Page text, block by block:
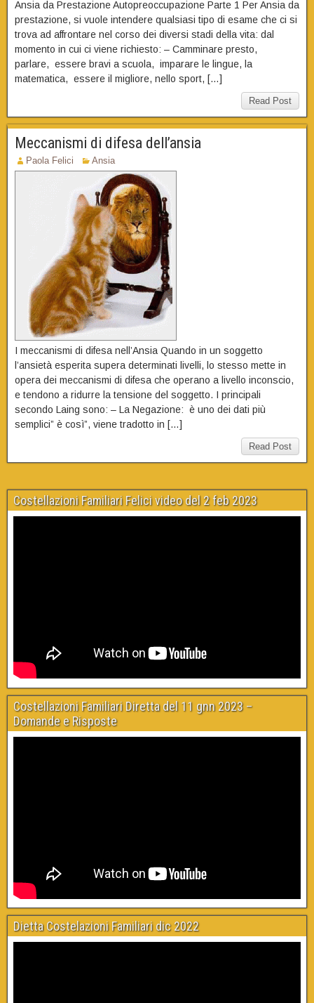
Ansia da Prestazione Autopreoccupazione Parte 1 Per Ansia da
prestazione, si vuole intendere qualsiasi tipo di esame che ci si
trova ad affrontare nel corso dei diversi stadi della vita: dal
momento in cui ci viene richiesto: – Camminare presto,
parlare, essere bravi a scuola, imparare le lingue, la
matematica, essere il migliore, nello sport, […]
Read Post
Meccanismi di difesa dell’ansia
Paola Felici Ansia
I meccanismi di difesa nell’Ansia Quando in un soggetto
l’ansietà esperita supera determinati livelli, lo stesso mette in
opera dei meccanismi di difesa che operano a livello inconscio,
e tendono a ridurre la tensione del soggetto. I principali
secondo Laing sono: – La Negazione: è uno dei dati più
semplici” è così”, viene tradotto in […]
Read Post
Costellazioni Familiari Felici video del 2 feb 2023
Costellazioni Familiari Diretta del 11 gnn 2023 –
Domande e Risposte
Dietta Costelazioni Familiari dic 2022